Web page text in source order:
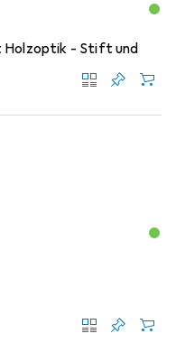
Holzoptik - Stift und